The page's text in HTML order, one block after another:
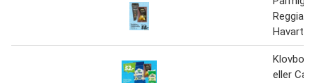
Havarti
eller